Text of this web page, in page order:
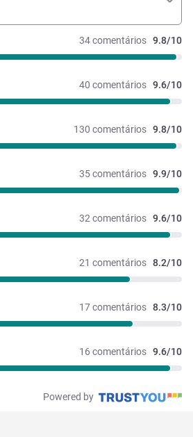
34 comentários 9.8/10
40 comentários 9.6/10
130 comentários 9.8/10
35 comentários 9.9/10
32 comentários 9.6/10
21 comentários 8.2/10
17 comentários 8.3/10
16 comentários 9.6/10
Powered by